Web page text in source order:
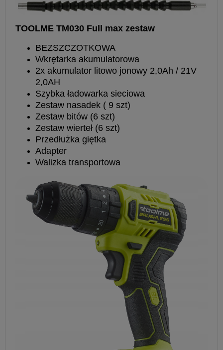
TOOLME TM030 Full max zestaw
BEZSZCZOTKOWA
Wkrętarka akumulatorowa
2x akumulator litowo jonowy 2,0Ah / 21V
2,0AH
Szybka ładowarka sieciowa
Zestaw nasadek ( 9 szt)
Zestaw bitów (6 szt)
Zestaw wierteł (6 szt)
Przedłużka giętka
Adapter
Walizka transportowa